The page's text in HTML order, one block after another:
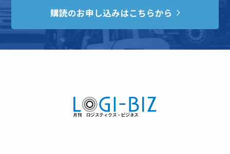
購読のお申し込みはこちらから